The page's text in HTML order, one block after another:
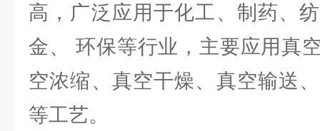
高，广泛应用于化工、制药、
金、 环保等行业，主要应用真
空浓缩、真空干燥、真空输送
等工艺。